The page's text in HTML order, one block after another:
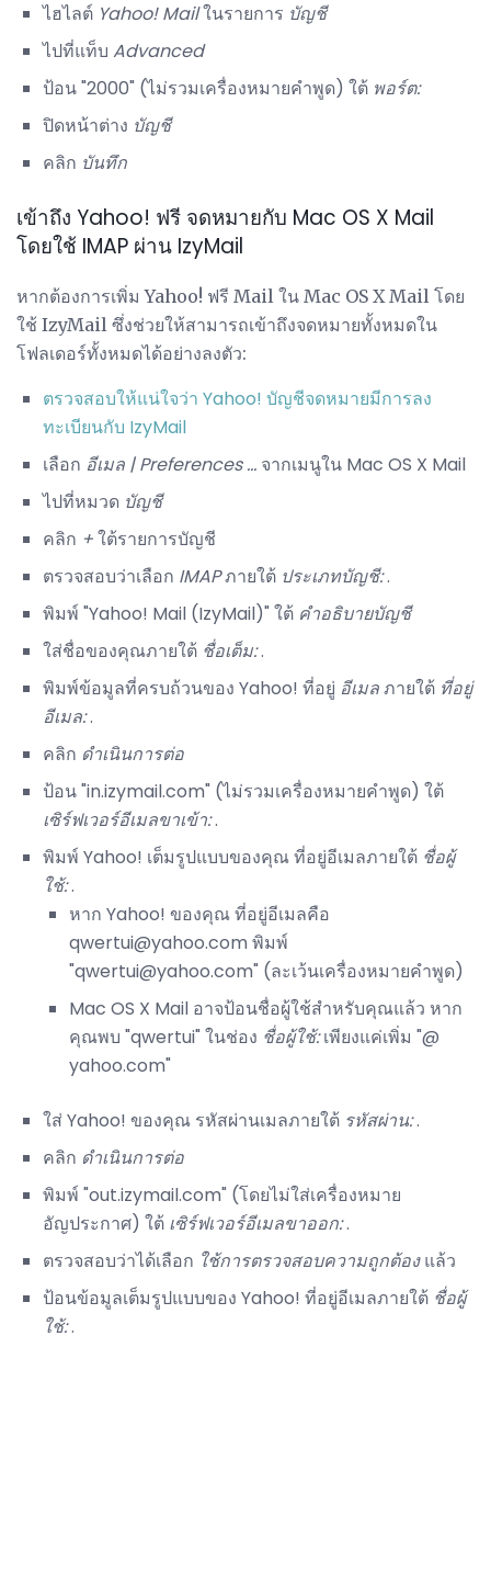
ไฮไลต์ Yahoo! Mailในรายการ บัญชี
ไปที่แท็บ Advanced
ป้อน "2000" (ไม่รวมเครื่องหมายคำพูด) ใต้ พอร์ต:
ปิดหน้าต่าง บัญชี
คลิก บันทึก
เข้าถึง Yahoo! ฟรี จดหมายกับ Mac OS X Mail
โดยใช้ IMAP ผ่าน IzyMail
หากต้องการเพิ่ม Yahoo! ฟรี Mail ใน Mac OS X Mail โดย
ใช้ IzyMail ซึ่งช่วยให้สามารถเข้าถึงจดหมายทั้งหมดใน
โฟลเดอร์ทั้งหมดได้อย่างลงตัว:
ตรวจสอบให้แน่ใจว่า Yahoo! บัญชีจดหมายมีการลง
ทะเบียนกับ IzyMail
เลือก อีเมล | Preferences ... จากเมนูใน Mac OS X Mail
ไปที่หมวด บัญชี
คลิก +ใต้รายการบัญชี
ตรวจสอบว่าเลือก IMAPภายใต้ ประเภทบัญชี:.
พิมพ์ "Yahoo! Mail (IzyMail)" ใต้ คำอธิบายบัญชี
ใส่ชื่อของคุณภายใต้ ชื่อเต็ม:.
พิมพ์ข้อมูลที่ครบถ้วนของ Yahoo! ที่อยู่ อีเมลภายใต้ ที่อยู่
อีเมล:.
คลิก ดำเนินการต่อ
ป้อน "in.izymail.com" (ไม่รวมเครื่องหมายคำพูด) ใต้
เซิร์ฟเวอร์อีเมลขาเข้า:.
พิมพ์ Yahoo! เต็มรูปแบบของคุณ ที่อยู่อีเมลภายใต้ ชื่อผู้
ใช้:.
หาก Yahoo! ของคุณ ที่อยู่อีเมลคือ
qwertui@yahoo.com พิมพ์
"qwertui@yahoo.com" (ละเว้นเครื่องหมายคำพูด)
Mac OS X Mail อาจป้อนชื่อผู้ใช้สำหรับคุณแล้ว หาก
คุณพบ "qwertui" ในช่อง ชื่อผู้ใช้:เพียงแค่เพิ่ม "@
yahoo.com"
ใส่ Yahoo! ของคุณ รหัสผ่านเมลภายใต้ รหัสผ่าน:.
คลิก ดำเนินการต่อ
พิมพ์ "out.izymail.com" (โดยไม่ใส่เครื่องหมาย
อัญประกาศ) ใต้ เซิร์ฟเวอร์อีเมลขาออก:.
ตรวจสอบว่าได้เลือก ใช้การตรวจสอบความถูกต้องแล้ว
ป้อนข้อมูลเต็มรูปแบบของ Yahoo! ที่อยู่อีเมลภายใต้ ชื่อผู้
ใช้:.